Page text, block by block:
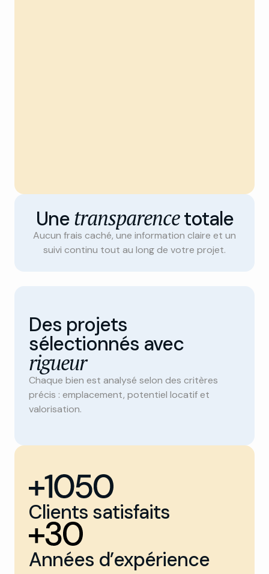
Unetransparencetotale
Aucun frais caché, une information claire et un
suivi continu tout au long de votre projet.
Des projets
sélectionnés avec
rigueur
Chaque bien est analysé selon des critères
précis : emplacement, potentiel locatif et
valorisation.
Clients satisfaits
Années d’expérience